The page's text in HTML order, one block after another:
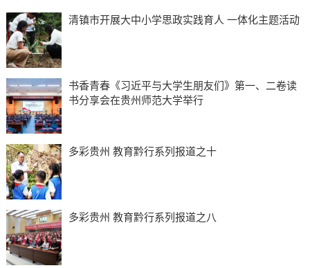
清镇市开展大中小学思政实践育人 一体化主题活动
书香青春《习近平与大学生朋友们》第一、二卷读
书分享会在贵州师范大学举行
多彩贵州 教育黔行系列报道之十
多彩贵州 教育黔行系列报道之八